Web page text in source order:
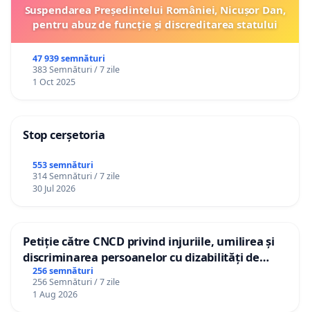
Suspendarea Președintelui României, Nicușor Dan,
pentru abuz de funcție și discreditarea statului
47 939 semnături
383 Semnături / 7 zile
1 Oct 2025
Stop cerșetoria
553 semnături
314 Semnături / 7 zile
30 Jul 2026
Petiție către CNCD privind injuriile, umilirea și
discriminarea persoanelor cu dizabilități de
către utilizatorul TikTok „Gorici”
256 semnături
256 Semnături / 7 zile
1 Aug 2026